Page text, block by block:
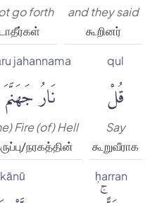
and they said
கூறினர்
go forth
qul
قُلْ
Say
கூறுவீராக
jahannama
نَارُ جَهَنَّمَ
Fire (of) Hell
நரகத்தின்
ḥarran